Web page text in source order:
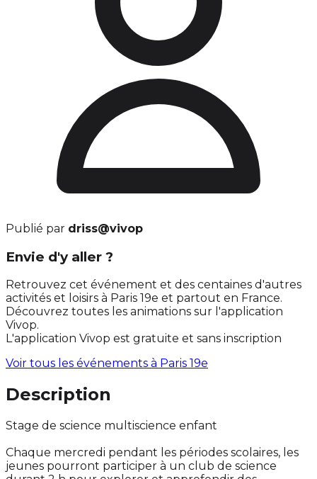
Publié par driss@vivop
Envie d'y aller ?
Retrouvez cet événement et des centaines d'autres
activités et loisirs à Paris 19e et partout en France.
Découvrez toutes les animations sur l'application
Vivop.
L'application Vivop est gratuite et sans inscription
Voir tous les événements à Paris 19e
Description
Stage de science multiscience enfant
Chaque mercredi pendant les périodes scolaires, les
jeunes pourront participer à un club de science